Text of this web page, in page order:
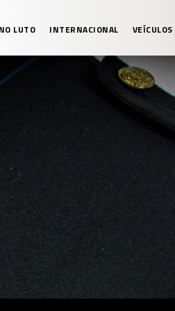
LUTO INTERNACIONAL VEÍCULOS